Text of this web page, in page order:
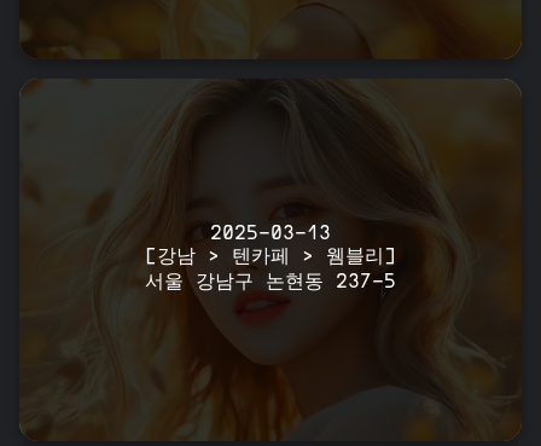
2025-03-13
[강남 > 텐카페 > 웸블리]
서울 강남구 논현동 237-5